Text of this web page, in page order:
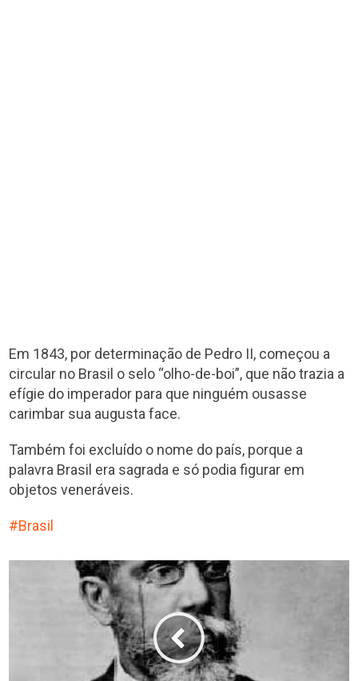
Em 1843, por determinação de Pedro II, começou a
circular no Brasil o selo “olho-de-boi”, que não trazia a
efígie do imperador para que ninguém ousasse
carimbar sua augusta face.
Também foi excluído o nome do país, porque a
palavra Brasil era sagrada e só podia figurar em
objetos veneráveis.
Brasil